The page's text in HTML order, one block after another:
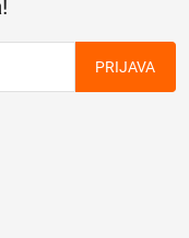
PRIJAVA